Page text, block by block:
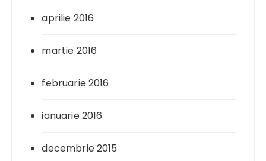
aprilie 2016
martie 2016
februarie 2016
ianuarie 2016
decembrie 2015